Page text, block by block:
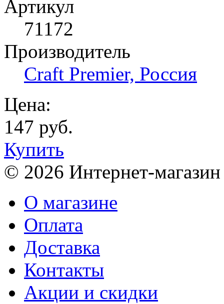
Артикул
71172
Производитель
Craft Premier, Россия
Цена:
147 руб.
Купить
© 2026 Интернет-
О магазине
Оплата
Доставка
Контакты
Акции и скидки